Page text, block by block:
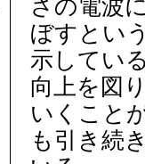
さの電波
ぼすとい
示してい
向上を図
いくこと
も引き続